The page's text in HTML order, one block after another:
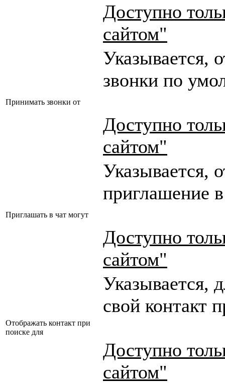
Доступно
сайтом"
Принимать звонки от
Указывается,
звонки по
Доступно
сайтом"
Приглашать в чат могут
Указывается,
приглашение
Доступно
сайтом"
Отображать контакт при
поиске для
Указывается,
свой контакт
Доступно
сайтом"